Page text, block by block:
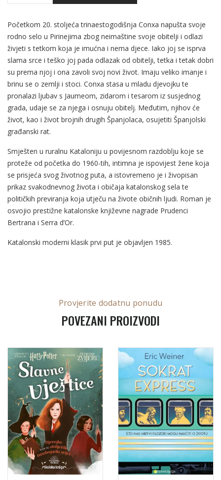
Početkom 20. stoljeća trinaestogodišnja Conxa napušta svoje
rodno selo u Pirinejima zbog neimaštine svoje obitelji i odlazi
živjeti s tetkom koja je imućna i nema djece. Iako joj se isprva
slama srce i teško joj pada odlazak od obitelji, tetka i tetak dobri
su prema njoj i ona zavoli svoj novi život. Imaju veliko imanje i
brinu se o zemlji i stoci. Conxa stasa u mladu djevojku te
pronalazi ljubav s Jaumeom, zidarom i tesarom iz susjednog
grada, udaje se za njega i osnuju obitelj. Međutim, njihov će
život, kao i život brojnih drugih Španjolaca, osujetiti Španjolski
građanski rat.
Smješten u ruralnu Kataloniju u povijesnom razdoblju koje se
proteže od početka do 1960-tih, intimna je ispovijest žene koja
se prisjeća svog životnog puta, a istovremeno je i živopisan
prikaz svakodnevnog života i običaja katalonskog sela te
političkih previranja koja utječu na živote običnih ljudi. Roman je
osvojio prestižne katalonske književne nagrade Prudenci
Bertrana i Serra d’Or.
Katalonski moderni klasik prvi put je objavljen 1985.
Provjerite dodatnu ponudu
POVEZANI PROIZVODI